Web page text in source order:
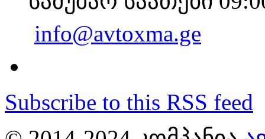
info@avtoxma.ge
Subscribe to this RSS feed